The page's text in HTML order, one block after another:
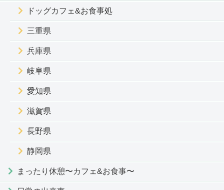
ドッグカフェ&お食事処
三重県
兵庫県
岐阜県
愛知県
滋賀県
長野県
静岡県
まったり休憩〜カフェ&お食事〜